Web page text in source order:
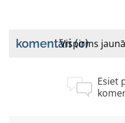
komentāri(0)
Vispirms
Esiet